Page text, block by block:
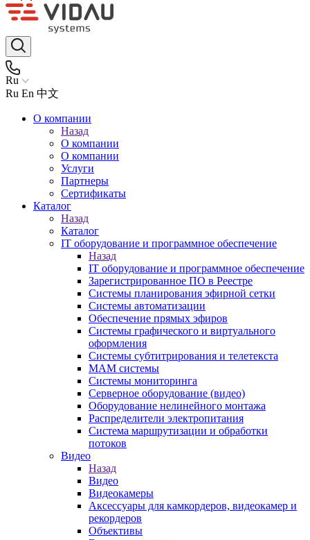
Ru
Ru En 中文
О компании
Назад
О компании
О компании
Услуги
Партнеры
Сертификаты
Каталог
Назад
Каталог
IT оборудование и программное обеспечение
Назад
IT оборудование и программное обеспечение
Зарегистрированное ПО в Реестре
Системы планирования эфирной сетки
Системы автоматизации
Обеспечение прямых эфиров
Системы графического и виртуального
оформления
Системы субтитрирования и телетекста
MAM системы
Системы мониторинга
Серверное оборудование (видео)
Оборудование нелинейного монтажа
Распределители электропитания
Система маршрутизации и обработки
потоков
Видео
Назад
Видео
Видеокамеры
Аксессуары для камкордеров, видеокамер и
рекордеров
Объективы